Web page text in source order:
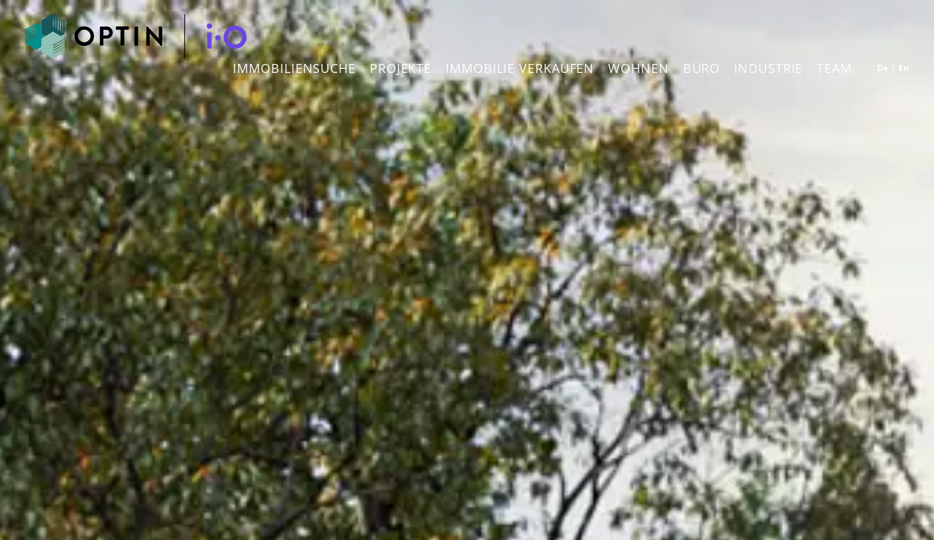
IMMOBILIENSUCHE PROJEKTE IMMOBILIE VERKAUFEN WOHNEN BÜRO INDUSTRIE TEAM De | En